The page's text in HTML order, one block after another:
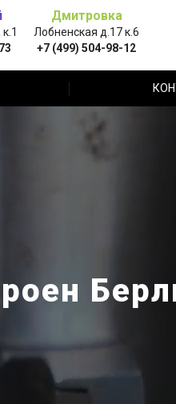
Дмитровка
Лобненская д.17 к.6
+7 (499) 504-98-12